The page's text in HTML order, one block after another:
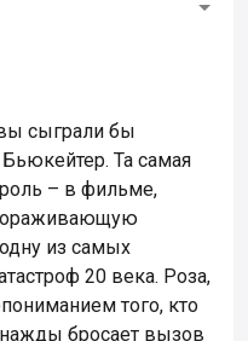
сыграли бы
Та самая
– в фильме,
из самых
20 века. Роза,
того, кто
бросает вызов